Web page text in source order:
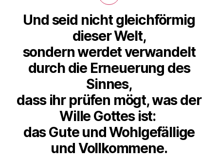
Und seid nicht gleichförmig
dieser Welt,
sondern werdet verwandelt
durch die Erneuerung des
Sinnes,
dass ihr prüfen mögt, was der
Wille Gottes ist:
das Gute und Wohlgefällige
und Vollkommene.